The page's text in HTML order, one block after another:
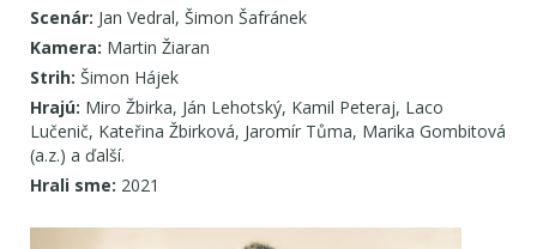
Scenár: Jan Vedral, Šimon Šafránek
Kamera: Martin Žiaran
Strih: Šimon Hájek
Hrajú: Miro Žbirka, Ján Lehotský, Kamil Peteraj, Laco
Lučenič, Kateřina Žbirková, Jaromír Tůma, Marika Gombitová
(a.z.) a ďalší.
Hrali sme: 2021